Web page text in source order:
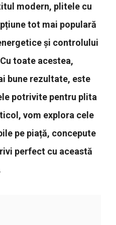
modern, plitele cu
tot mai populară
și controlului
toate acestea,
bune rezultate, este
potrivite pentru plita
vom explora cele
pe piață, concepute
perfect cu această